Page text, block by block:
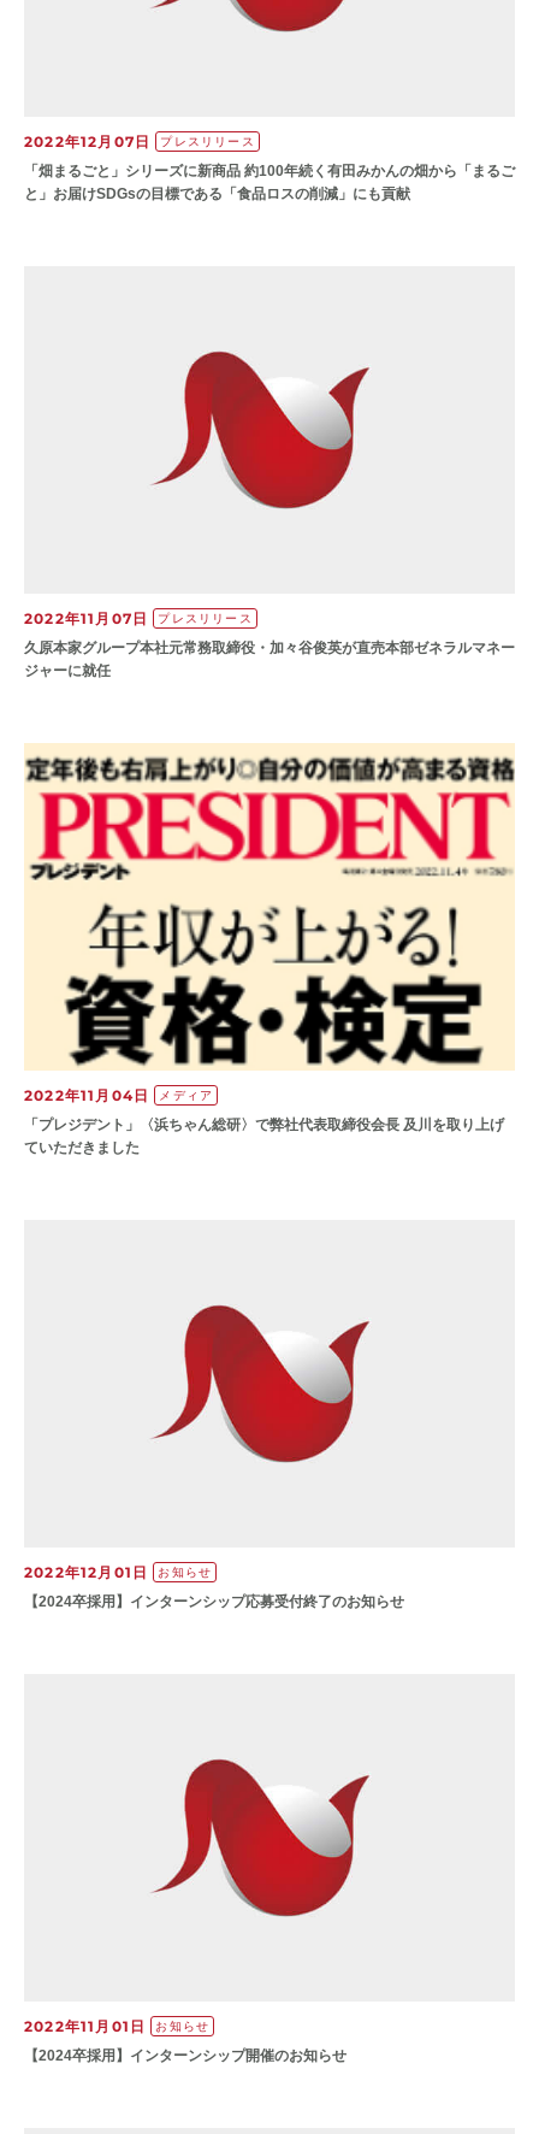
2022年12月07日 プレスリリース
「畑まるごと」シリーズに新商品 約100年続く有田みかんの畑から「まるご
と」お届けSDGsの目標である「食品ロスの削減」にも貢献
2022年11月07日 プレスリリース
久原本家グループ本社元常務取締役・加々谷俊英が直売本部ゼネラルマネー
ジャーに就任
2022年11月04日 メディア
「プレジデント」〈浜ちゃん総研〉で弊社代表取締役会長 及川を取り上げ
ていただきました
2022年12月01日 お知らせ
【2024卒採用】インターンシップ応募受付終了のお知らせ
2022年11月01日 お知らせ
【2024卒採用】インターンシップ開催のお知らせ